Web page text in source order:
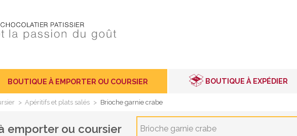
BOUTIQUE À EMPORTER OU COURSIER BOUTIQUE À EXPÉDIER
> Apéritifs et plats salés > Brioche garnie crabe
emporter ou coursier Brioche garnie crabe